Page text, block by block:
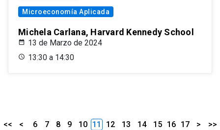
Microeconomía Aplicada
Michela Carlana, Harvard Kennedy School
13 de Marzo de 2024
13:30 a 14:30
<< < 6 7 8 9 10 11 12 13 14 15 16 17 > >>